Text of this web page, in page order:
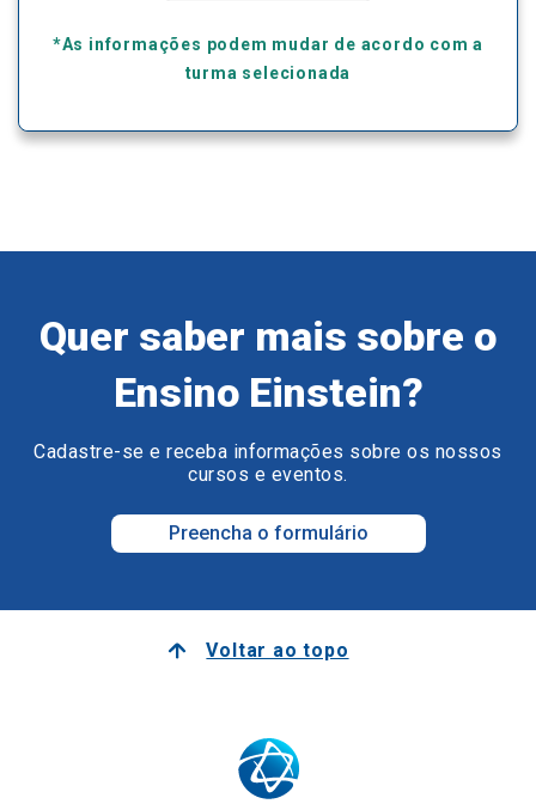
*As informações podem mudar de acordo com a
turma selecionada
Quer saber mais sobre o
Ensino Einstein?
Cadastre-se e receba informações sobre os nossos
cursos e eventos.
Preencha o formulário
Voltar ao topo